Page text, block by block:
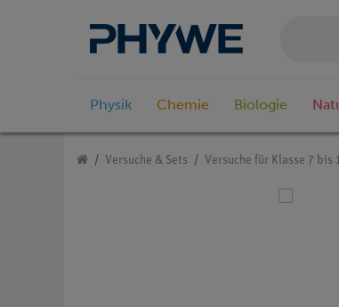
Physik Chemie Biologie
Versuche & Sets Versuche für Klasse 7 bis